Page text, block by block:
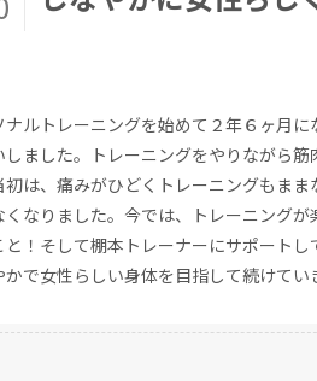
ナルトレーニングを始めて２年６ヶ月
しました。トレーニングをやりながら
初は、痛みがひどくトレーニングもま
くなりました。今では、トレーニング
と！そして棚本トレーナーにサポート
かで女性らしい身体を目指して続けてい